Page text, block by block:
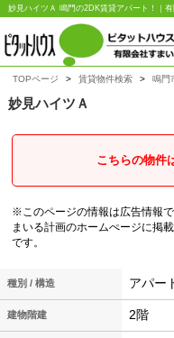
妙見ハイツＡ 鳴門の2DK賃貸アパート！｜
TOPページ 賃貸物件検索 鳴門
妙見ハイツＡ
こちらの物件
※このページの情報は広告情報
まいる計画のホームぺージに掲
です。
種別 / 構造 アパー
建物階建 2階